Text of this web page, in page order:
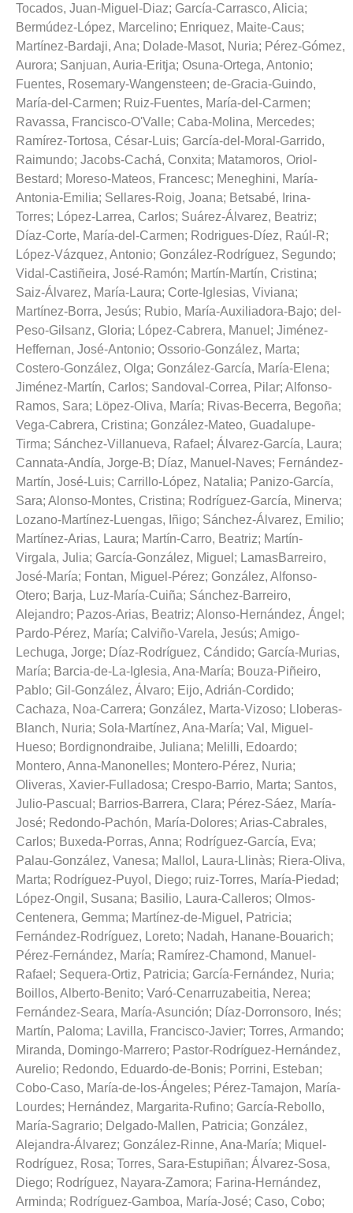
Tocados, Juan-Miguel-Diaz; García-Carrasco, Alicia;
Bermúdez-López, Marcelino; Enriquez, Maite-Caus;
Martínez-Bardaji, Ana; Dolade-Masot, Nuria; Pérez-Gómez,
Aurora; Sanjuan, Auria-Eritja; Osuna-Ortega, Antonio;
Fuentes, Rosemary-Wangensteen; de-Gracia-Guindo,
María-del-Carmen; Ruiz-Fuentes, María-del-Carmen;
Ravassa, Francisco-O'Valle; Caba-Molina, Mercedes;
Ramírez-Tortosa, César-Luis; García-del-Moral-Garrido,
Raimundo; Jacobs-Cachá, Conxita; Matamoros, Oriol-
Bestard; Moreso-Mateos, Francesc; Meneghini, María-
Antonia-Emilia; Sellares-Roig, Joana; Betsabé, Irina-
Torres; López-Larrea, Carlos; Suárez-Álvarez, Beatriz;
Díaz-Corte, María-del-Carmen; Rodrigues-Díez, Raúl-R;
López-Vázquez, Antonio; González-Rodríguez, Segundo;
Vidal-Castiñeira, José-Ramón; Martín-Martín, Cristina;
Saiz-Álvarez, María-Laura; Corte-Iglesias, Viviana;
Martínez-Borra, Jesús; Rubio, María-Auxiliadora-Bajo; del-
Peso-Gilsanz, Gloria; López-Cabrera, Manuel ; Jiménez-
Heffernan, José-Antonio; Ossorio-González, Marta;
Costero-González, Olga; González-García, María-Elena;
Jiménez-Martín, Carlos; Sandoval-Correa, Pilar; Alfonso-
Ramos, Sara; Löpez-Oliva, María; Rivas-Becerra, Begoña;
Vega-Cabrera, Cristina; González-Mateo, Guadalupe-
Tirma; Sánchez-Villanueva, Rafael ; Álvarez-García, Laura;
Cannata-Andía, Jorge-B; Díaz, Manuel-Naves; Fernández-
Martín, José-Luis; Carrillo-López, Natalia; Panizo-García,
Sara; Alonso-Montes, Cristina; Rodríguez-García, Minerva;
Lozano-Martínez-Luengas, Iñigo; Sánchez-Álvarez, Emilio;
Martínez-Arias, Laura; Martín-Carro, Beatriz; Martín-
Virgala, Julia; García-González, Miguel ; LamasBarreiro,
José-María; Fontan, Miguel-Pérez; González, Alfonso-
Otero; Barja, Luz-María-Cuiña; Sánchez-Barreiro,
Alejandro; Pazos-Arias, Beatriz; Alonso-Hernández, Ángel ;
Pardo-Pérez, María; Calviño-Varela, Jesús; Amigo-
Lechuga, Jorge; Díaz-Rodríguez, Cándido; García-Murias,
María; Barcia-de-La-Iglesia, Ana-María; Bouza-Piñeiro,
Pablo; Gil-González, Álvaro; Eijo, Adrián-Cordido;
Cachaza, Noa-Carrera; González, Marta-Vizoso; Lloberas-
Blanch, Nuria; Sola-Martínez, Ana-María; Val, Miguel-
Hueso; Bordignondraibe, Juliana; Melilli, Edoardo;
Montero, Anna-Manonelles; Montero-Pérez, Nuria;
Oliveras, Xavier-Fulladosa; Crespo-Barrio, Marta; Santos,
Julio-Pascual ; Barrios-Barrera, Clara; Pérez-Sáez, María-
José; Redondo-Pachón, María-Dolores; Arias-Cabrales,
Carlos; Buxeda-Porras, Anna; Rodríguez-García, Eva;
Palau-González, Vanesa; Mallol, Laura-Llinàs; Riera-Oliva,
Marta; Rodríguez-Puyol, Diego; ruiz-Torres, María-Piedad;
López-Ongil, Susana; Basilio, Laura-Calleros; Olmos-
Centenera, Gemma; Martínez-de-Miguel, Patricia;
Fernández-Rodríguez, Loreto; Nadah, Hanane-Bouarich;
Pérez-Fernández, María; Ramírez-Chamond, Manuel-
Rafael ; Sequera-Ortiz, Patricia; García-Fernández, Nuria;
Boillos, Alberto-Benito; Varó-Cenarruzabeitia, Nerea;
Fernández-Seara, María-Asunción; Díaz-Dorronsoro, Inés;
Martín, Paloma; Lavilla, Francisco-Javier; Torres, Armando;
Miranda, Domingo-Marrero; Pastor-Rodríguez-Hernández,
Aurelio; Redondo, Eduardo-de-Bonis; Porrini, Esteban;
Cobo-Caso, María-de-los-Ángeles; Pérez-Tamajon, María-
Lourdes; Hernández, Margarita-Rufino; García-Rebollo,
María-Sagrario; Delgado-Mallen, Patricia; González,
Alejandra-Álvarez; González-Rinne, Ana-María; Miquel-
Rodríguez, Rosa; Torres, Sara-Estupiñan; Álvarez-Sosa,
Diego; Rodríguez, Nayara-Zamora; Farina-Hernández,
Arminda; Rodríguez-Gamboa, María-José; Caso, Cobo;